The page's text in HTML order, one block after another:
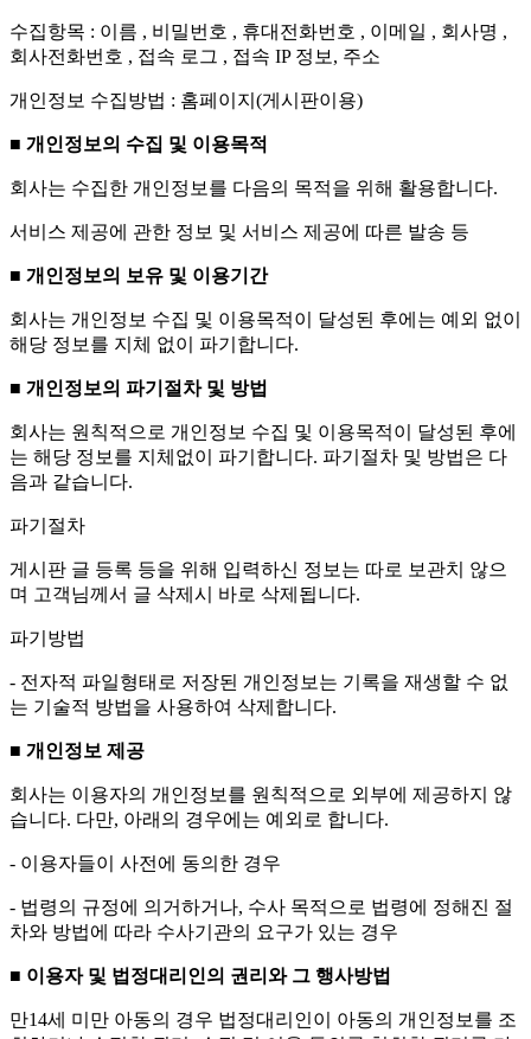
수집항목 : 이름 , 비밀번호 , 휴대전화번호 , 이메일 , 회사명 ,
회사전화번호 , 접속 로그 , 접속 IP 정보, 주소
개인정보 수집방법 : 홈페이지(게시판이용)
■ 개인정보의 수집 및 이용목적
회사는 수집한 개인정보를 다음의 목적을 위해 활용합니다.
서비스 제공에 관한 정보 및 서비스 제공에 따른 발송 등
■ 개인정보의 보유 및 이용기간
회사는 개인정보 수집 및 이용목적이 달성된 후에는 예외 없이
해당 정보를 지체 없이 파기합니다.
■ 개인정보의 파기절차 및 방법
회사는 원칙적으로 개인정보 수집 및 이용목적이 달성된 후에
는 해당 정보를 지체없이 파기합니다. 파기절차 및 방법은 다
음과 같습니다.
파기절차
게시판 글 등록 등을 위해 입력하신 정보는 따로 보관치 않으
며 고객님께서 글 삭제시 바로 삭제됩니다.
파기방법
- 전자적 파일형태로 저장된 개인정보는 기록을 재생할 수 없
는 기술적 방법을 사용하여 삭제합니다.
■ 개인정보 제공
회사는 이용자의 개인정보를 원칙적으로 외부에 제공하지 않
습니다. 다만, 아래의 경우에는 예외로 합니다.
- 이용자들이 사전에 동의한 경우
- 법령의 규정에 의거하거나, 수사 목적으로 법령에 정해진 절
차와 방법에 따라 수사기관의 요구가 있는 경우
■ 이용자 및 법정대리인의 권리와 그 행사방법
만14세 미만 아동의 경우 법정대리인이 아동의 개인정보를 조